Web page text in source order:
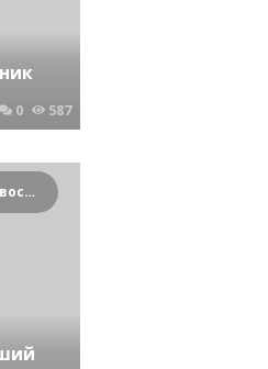
0 587
Криминальные новости Новосибирска и Сибирского региона